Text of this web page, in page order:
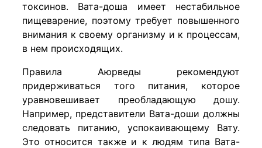
токсинов. Вата-доша имеет нестабильное
пищеварение, поэтому требует повышенного
внимания к своему организму и к процессам,
в нем происходящих.
Правила Аюрведы рекомендуют
придерживаться того питания, которое
уравновешивает преобладающую дошу.
Например, представители Вата-доши должны
следовать питанию, успокаивающему Вату.
Это относится также и к людям типа Вата-